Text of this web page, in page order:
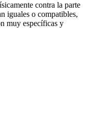
contra la parte
iguales o compatibles,
muy específicas y